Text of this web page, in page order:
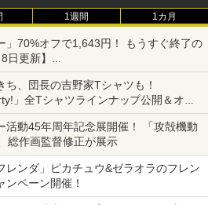
1週間 1カ月
」70%オフで1,643円！ もうすぐ終了の
日更新】
は「大神 絶景版」が67%オフで990円
ち、団長の吉野家Tシャツも！
」全Tシャツラインナップ公開＆オン
活動45年周年記念展開催！ 「攻殻機動
総作画監督修正が展示
レンダ」ピカチュウ&ゼラオラのフレン
ンペーン開催！